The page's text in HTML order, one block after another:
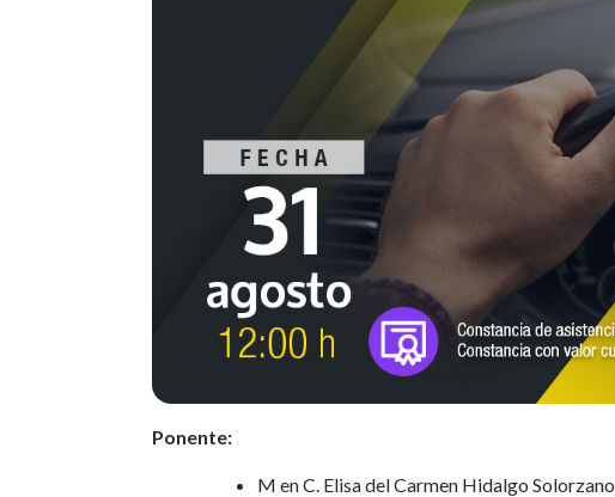
Ponente:
M en C. Elisa del Carmen Hidalgo Solorzano